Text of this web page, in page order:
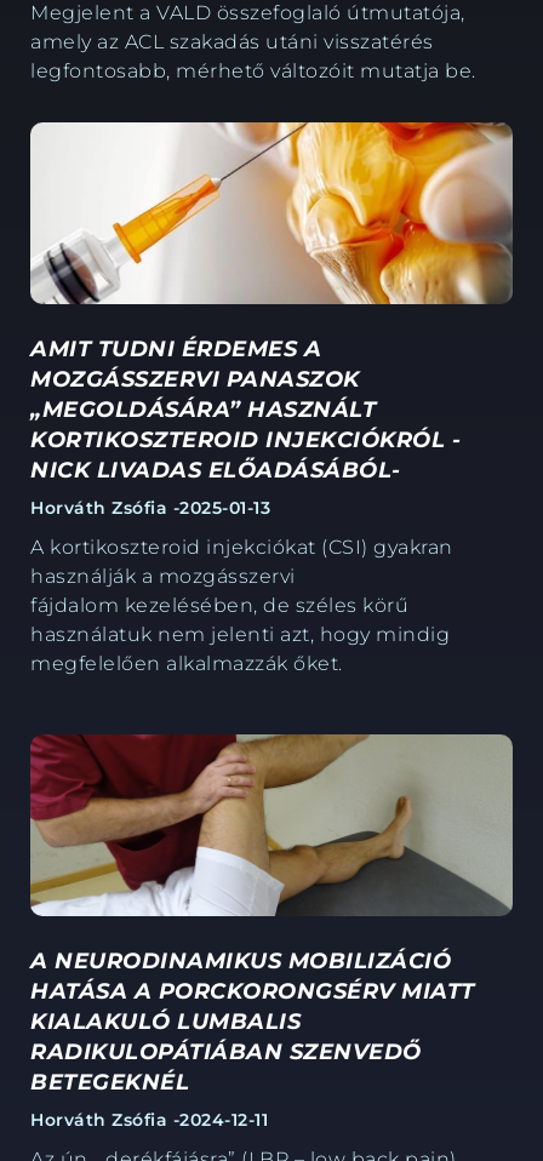
Megjelent a VALD összefoglaló útmutatója,
amely az ACL szakadás utáni visszatérés
legfontosabb, mérhető változóit mutatja be.
AMIT TUDNI ÉRDEMES A
MOZGÁSSZERVI PANASZOK
„MEGOLDÁSÁRA” HASZNÁLT
KORTIKOSZTEROID INJEKCIÓKRÓL -
NICK LIVADAS ELŐADÁSÁBÓL-
Horváth Zsófia -2025-01-13
A kortikoszteroid injekciókat (CSI) gyakran
használják a mozgásszervi
fájdalom kezelésében, de széles körű
használatuk nem jelenti azt, hogy mindig
megfelelően alkalmazzák őket.
A NEURODINAMIKUS MOBILIZÁCIÓ
HATÁSA A PORCKORONGSÉRV MIATT
KIALAKULÓ LUMBALIS
RADIKULOPÁTIÁBAN SZENVEDŐ
BETEGEKNÉL
Horváth Zsófia -2024-12-11